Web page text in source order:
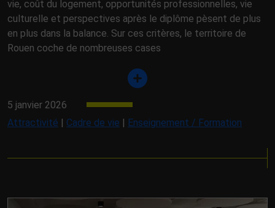
vie, coût du logement, opportunités professionnelles, vie
culturelle et perspectives après le diplôme pèsent de plus
en plus dans la balance. Sur ces critères, le territoire de
Rouen coche de nombreuses cases
5 janvier 2026
Attractivité
Cadre de vie Enseignement / Formation